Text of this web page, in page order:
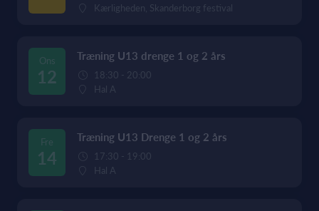
Kærligheden, Skanderborg festival
Ons
12
Træning U13 drenge 1 og 2 års
18:30 - 20:00
Hal A
Fre
14
Træning U13 Drenge 1 og 2 års
17:30 - 19:00
Hal A